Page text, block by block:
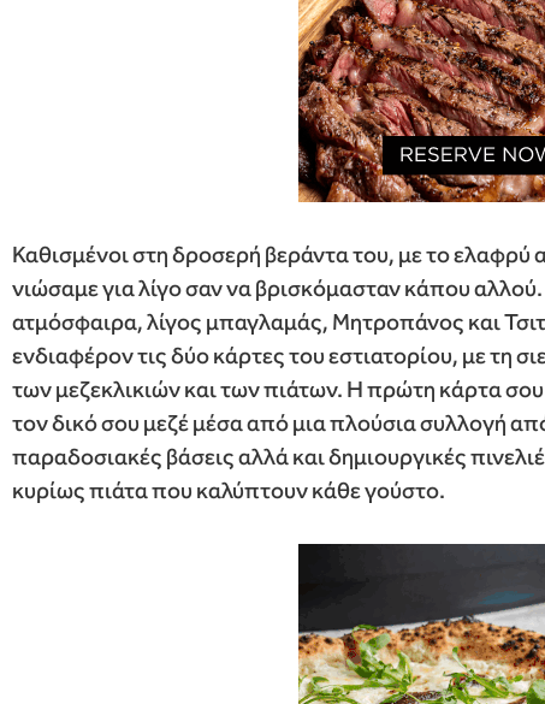
Καθισμένοι στη δροσερή βεράντα του, με το ελαφρύ
νιώσαμε για λίγο σαν να βρισκόμασταν κάπου
ατμόσφαιρα, λίγος μπαγλαμάς, Μητροπάνος και
ενδιαφέρον τις δύο κάρτες του εστιατορίου, με τη
των μεζεκλικιών και των πιάτων. Η πρώτη κάρτα σου
τον δικό σου μεζέ μέσα από μια πλούσια συλλογή
παραδοσιακές βάσεις αλλά και δημιουργικές
κυρίως πιάτα που καλύπτουν κάθε γούστο.